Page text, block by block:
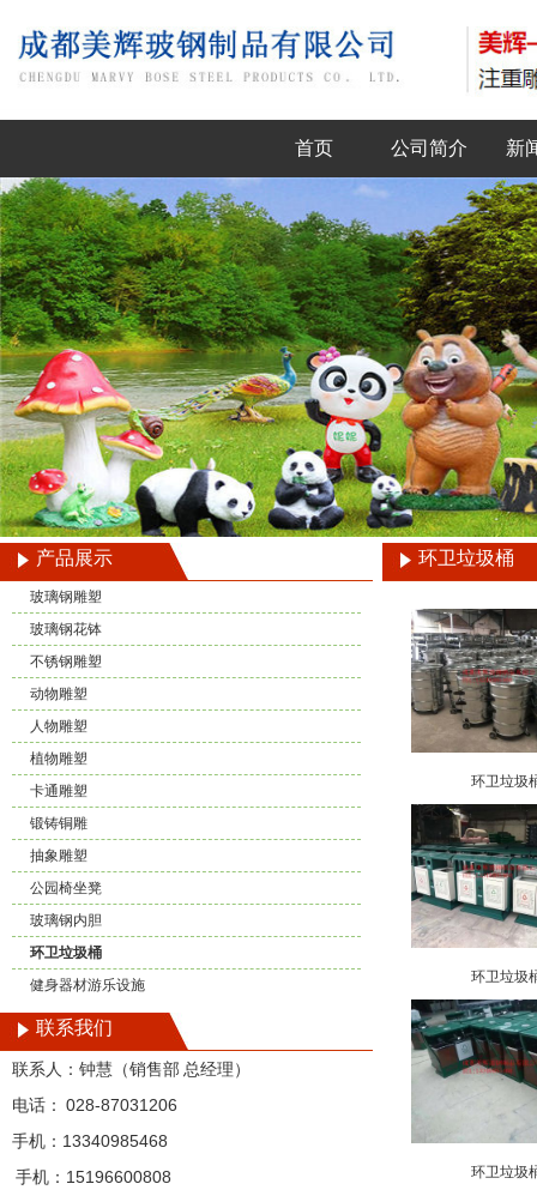
首页 公司简介 新
产品展示
玻璃钢雕塑
玻璃钢花钵
不锈钢雕塑
动物雕塑
人物雕塑
植物雕塑
卡通雕塑
锻铸铜雕
抽象雕塑
公园椅坐凳
玻璃钢内胆
环卫垃圾桶
健身器材游乐设施
联系我们
联系人：钟慧（销售部 总经理）
电话： 028-87031206
手机：13340985468
手机： 15196600808
环卫垃圾桶
环卫垃圾
环卫垃圾
环卫垃圾